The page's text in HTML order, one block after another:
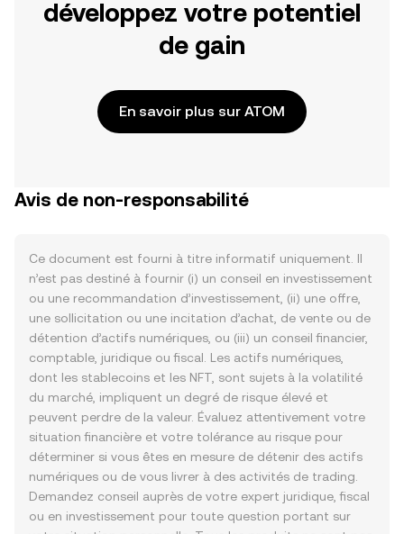
développez votre potentiel
de gain
En savoir plus sur ATOM
Avis de non-responsabilité
Ce document est fourni à titre informatif uniquement. Il
n’est pas destiné à fournir (i) un conseil en investissement
ou une recommandation d’investissement, (ii) une offre,
une sollicitation ou une incitation d’achat, de vente ou de
détention d’actifs numériques, ou (iii) un conseil financier,
comptable, juridique ou fiscal. Les actifs numériques,
dont les stablecoins et les NFT, sont sujets à la volatilité
du marché, impliquent un degré de risque élevé et
peuvent perdre de la valeur. Évaluez attentivement votre
situation financière et votre tolérance au risque pour
déterminer si vous êtes en mesure de détenir des actifs
numériques ou de vous livrer à des activités de trading.
Demandez conseil auprès de votre expert juridique, fiscal
ou en investissement pour toute question portant sur